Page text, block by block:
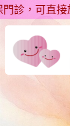
，可直接